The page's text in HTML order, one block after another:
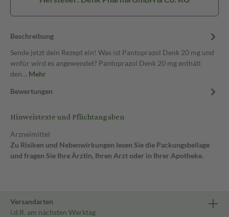
Beschreibung
Sende jetzt dein Rezept ein! Was ist Pantoprazol Denk 20 mg und
wofür wird es angewendet? Pantoprazol Denk 20 mg enthält
den… Mehr
Bewertungen
Hinweistexte und Pflichtangaben
Arzneimittel
Zu Risiken und Nebenwirkungen lesen Sie die Packungsbeilage
und fragen Sie Ihre Ärztin, Ihren Arzt oder in Ihrer Apotheke.
Versandarten
i.d.R. am nächsten Werktag